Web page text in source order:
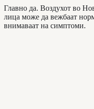
Главно да. Воздухот во
лица може да вежбаат
внимаваат на симптоми.